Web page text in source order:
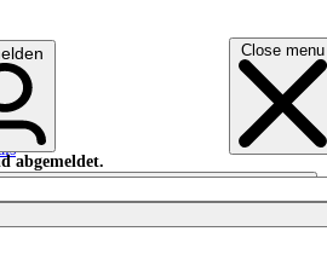
Close menu
abgemeldet.
Anmelden